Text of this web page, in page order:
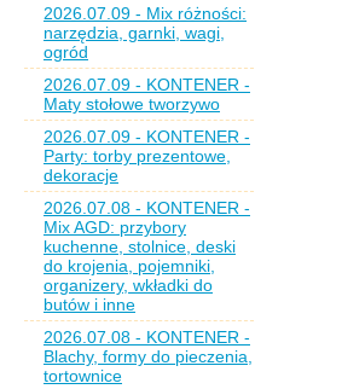
2026.07.09 - Mix różności:
narzędzia, garnki, wagi,
ogród
2026.07.09 - KONTENER -
Maty stołowe tworzywo
2026.07.09 - KONTENER -
Party: torby prezentowe,
dekoracje
2026.07.08 - KONTENER -
Mix AGD: przybory
kuchenne, stolnice, deski
do krojenia, pojemniki,
organizery, wkładki do
butów i inne
2026.07.08 - KONTENER -
Blachy, formy do pieczenia,
tortownice